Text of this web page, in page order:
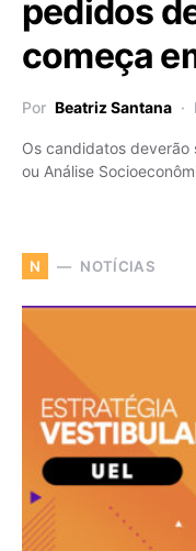
pedidos
começa
Por Beatriz Santana
Os candidatos deverão
ou Análise
N NOTÍCIAS